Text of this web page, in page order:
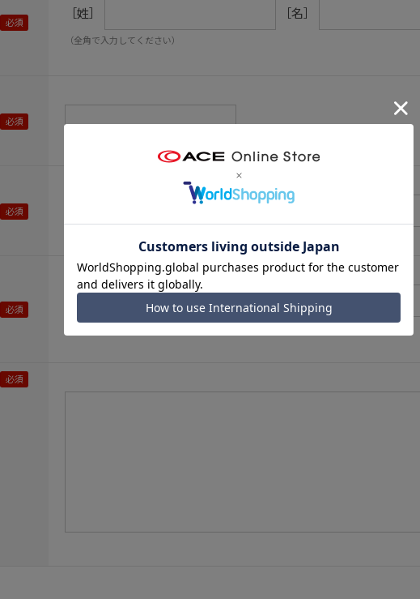
［姓］ ［名］
（全角で入力してください）